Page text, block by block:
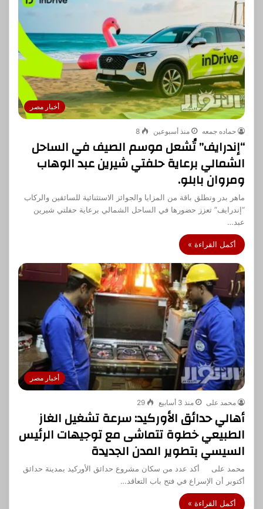
أخبار مصر
حماده جمعه منذ أسبوعين 8
“إندرايف” تُشعل موسم الصيف في الساحل
الشمالي برعاية حلفتي شيرين عبد الوهاب
ومروان بابلو.
ماهر بدر وتطلق باقة من المزايا والجوائز الاستثنائية للسائقين والركاب
“إندرايف” تعزز حضورها في الساحل الشمالي برعاية حفلتي شيرين
عبد…
أكمل القراءة »
أخبار مصر
محمد على منذ 3 أسابيع 29
أهالي حدائق الأوركيد: سرعة تشغيل الغاز
الطبيعي خطوة تتماشى مع توجيهات الرئيس
السيسي بتطوير المدن الجديدة
محمد على أكد عدد من سكان مشروع حدائق الأوركيد بمدينة حدائق
أكتوبر أن الإسراع في فتح باب التعاقد…
أكمل القراءة »